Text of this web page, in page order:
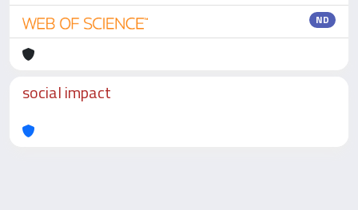
ND
social impact